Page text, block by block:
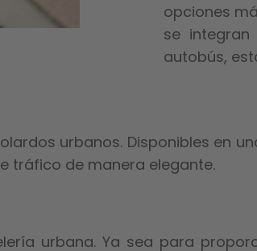
opciones
se
autobús,
urbanos. Disponibles en
tráfico de manera elegante.
urbana. Ya sea para